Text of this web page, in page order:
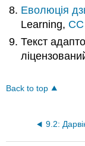
Еволюція
Learning,
Текст
Back to top